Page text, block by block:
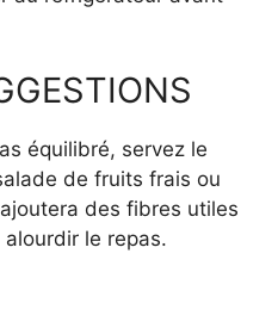
équilibré, servez le
de fruits frais ou
des fibres utiles
le repas.